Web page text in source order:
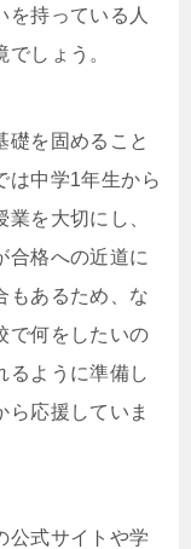
を持っている人
しょう。
礎を固めること
は中学1年生から
を大切にし、
合格への近道に
もあるため、な
で何をしたいの
るように準備し
ら応援していま
公式サイトや学